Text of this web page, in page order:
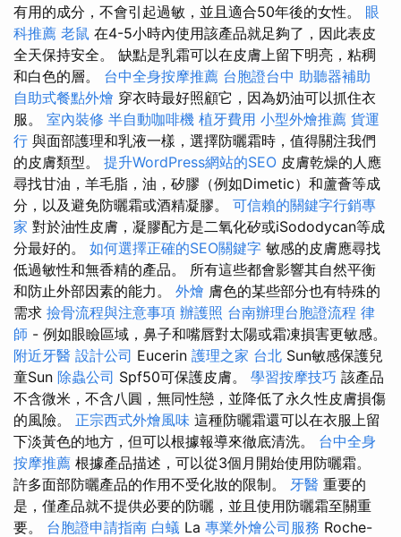
有用的成分，不會引起過敏，並且適合50年後的女性。 眼
科推薦 老鼠 在4-5小時內使用該產品就足夠了，因此表皮
全天保持安全。 缺點是乳霜可以在皮膚上留下明亮，粘稠
和白色的層。 台中全身按摩推薦 台胞證台中 助聽器補助
自助式餐點外燴 穿衣時最好照顧它，因為奶油可以抓住衣
服。 室內裝修 半自動咖啡機 植牙費用 小型外燴推薦 貨運
行 與面部護理和乳液一樣，選擇防曬霜時，值得關注我們
的皮膚類型。 提升WordPress網站的SEO 皮膚乾燥的人應
尋找甘油，羊毛脂，油，矽膠（例如Dimetic）和蘆薈等成
分，以及避免防曬霜或酒精凝膠。 可信賴的關鍵字行銷專
家 對於油性皮膚，凝膠配方是二氧化矽或iSododycan等成
分最好的。 如何選擇正確的SEO關鍵字 敏感的皮膚應尋找
低過敏性和無香精的產品。 所有這些都會影響其自然平衡
和防止外部因素的能力。 外燴 膚色的某些部分也有特殊的
需求 撿骨流程與注意事項 辦護照 台南辦理台胞證流程 律
師 - 例如眼瞼區域，鼻子和嘴唇對太陽或霜凍損害更敏感。
附近牙醫 設計公司 Eucerin 護理之家 台北 Sun敏感保護兒
童Sun 除蟲公司 Spf50可保護皮膚。 學習按摩技巧 該產品
不含微米，不含八圓，無同性戀，並降低了永久性皮膚損傷
的風險。 正宗西式外燴風味 這種防曬霜還可以在衣服上留
下淡黃色的地方，但可以根據報導來徹底清洗。 台中全身
按摩推薦 根據產品描述，可以從3個月開始使用防曬霜。
許多面部防曬產品的作用不受化妝的限制。 牙醫 重要的
是，僅產品就不提供必要的防曬，並且使用防曬霜至關重
要。 台胞證申請指南 白蟻 La 專業外燴公司服務 Roche-